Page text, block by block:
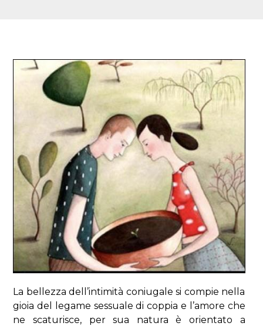
La bellezza dell’intimità coniugale si compie nella
gioia del legame sessuale di coppia e l’amore che
ne scaturisce, per sua natura è orientato a